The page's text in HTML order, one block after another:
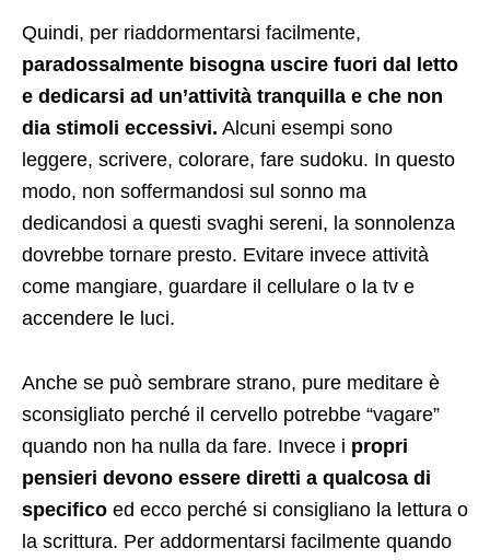
Quindi, per riaddormentarsi facilmente,
paradossalmente bisogna uscire fuori dal letto
e dedicarsi ad un’attività tranquilla e che non
dia stimoli eccessivi. Alcuni esempi sono
leggere, scrivere, colorare, fare sudoku. In questo
modo, non soffermandosi sul sonno ma
dedicandosi a questi svaghi sereni, la sonnolenza
dovrebbe tornare presto. Evitare invece attività
come mangiare, guardare il cellulare o la tv e
accendere le luci.
Anche se può sembrare strano, pure meditare è
sconsigliato perché il cervello potrebbe “vagare”
quando non ha nulla da fare. Invece i propri
pensieri devono essere diretti a qualcosa di
specifico ed ecco perché si consigliano la lettura o
la scrittura. Per addormentarsi facilmente quando